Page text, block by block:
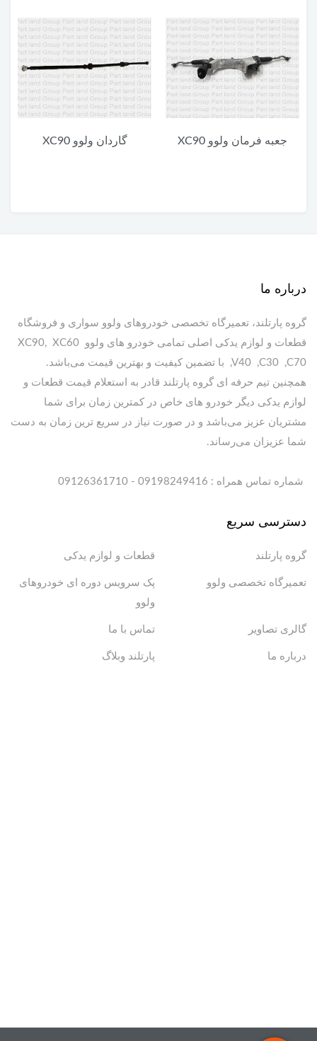
جعبه فرمان ولوو XC90 گاردان ولوو XC90
درباره ما
گروه پارتلند، تعمیرگاه تخصصی خودروهای ولوو سواری و فروشگاه
قطعات و لوازم یدکی اصلی تمامی خودرو های ولوو XC90, XC60
,V40 ,C30 ,C70 با تضمین کیفیت و بهترین قیمت می‌باشد.
همچنین تیم حرفه ای گروه پارتلند قادر به استعلام قیمت قطعات و
لوازم یدکی دیگر خودرو های خاص در کمترین زمان برای شما
مشتریان عزیز می‌باشد و در صورت نیاز در سریع ترین زمان به دست
شما عزیزان می‌رساند.
شماره تماس همراه : 09198249416 - 09126361710
دسترسی سریع
گروه پارتلند قطعات و لوازم یدکی
تعمیرگاه تخصصی ولوو
پک سرویس دوره ای خودروهای
ولوو
گالری تصاویر تماس با ما
درباره ما پارتلند وبلاگ